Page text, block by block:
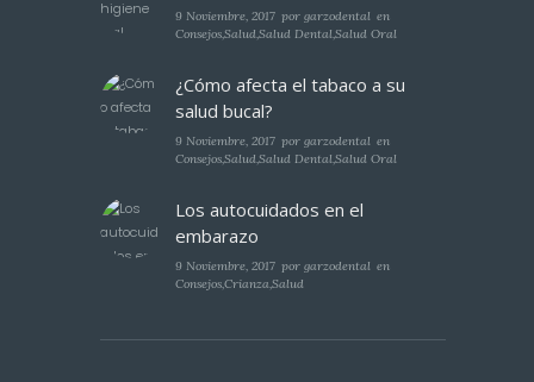
9 Noviembre, 2017 porgarzodental en
Consejos,Salud,Salud Dental,Salud Oral
¿Cómo afecta el tabaco a su
salud bucal?
9 Noviembre, 2017 porgarzodental en
Consejos,Salud,Salud Dental,Salud Oral
Los autocuidados en el
embarazo
9 Noviembre, 2017 porgarzodental en
Consejos,Crianza,Salud